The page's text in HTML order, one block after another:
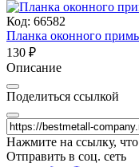
Код: 66582
Планка оконного
130 ₽
Описание
Поделиться ссылкой
Нажмите на ссылку,
Отправить в соц. сеть